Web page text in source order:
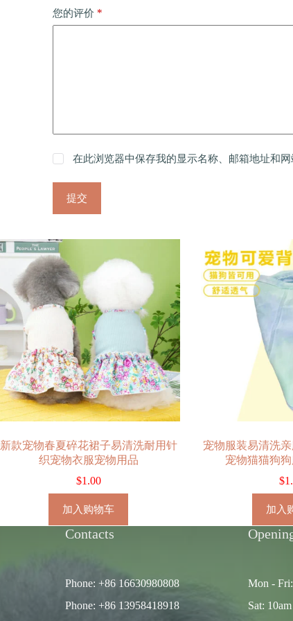
您的评价 *
在此浏览器中保存我的显示名称、邮箱地址和网
提交
新款宠物春夏碎花裙子易清洗耐用针
织宠物衣服宠物用品
$1.00
加入购物车
宠物服装易清洗
宠物猫猫狗
$
加入
Contacts
Phone: +86 16630980808
Phone: +86 13958418918
Mon -
Sat: